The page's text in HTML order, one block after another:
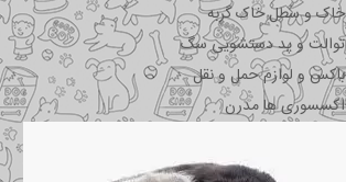
خاک و سطل خاک گربه
توالت و پد دستشویی سگ
باکس و لوازم حمل و نقل
اکسسوری ها مدرن